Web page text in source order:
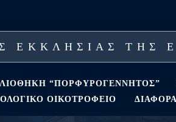
ΕΚΚΛΗΣΙΑΣ ΤΗΣ
“ΠΟΡΦΥΡΟΓΕΝΝΗΤΟΣ”
ΟΙΚΟΤΡΟΦΕΊΟ ΔΙΑΦΟΡΑ